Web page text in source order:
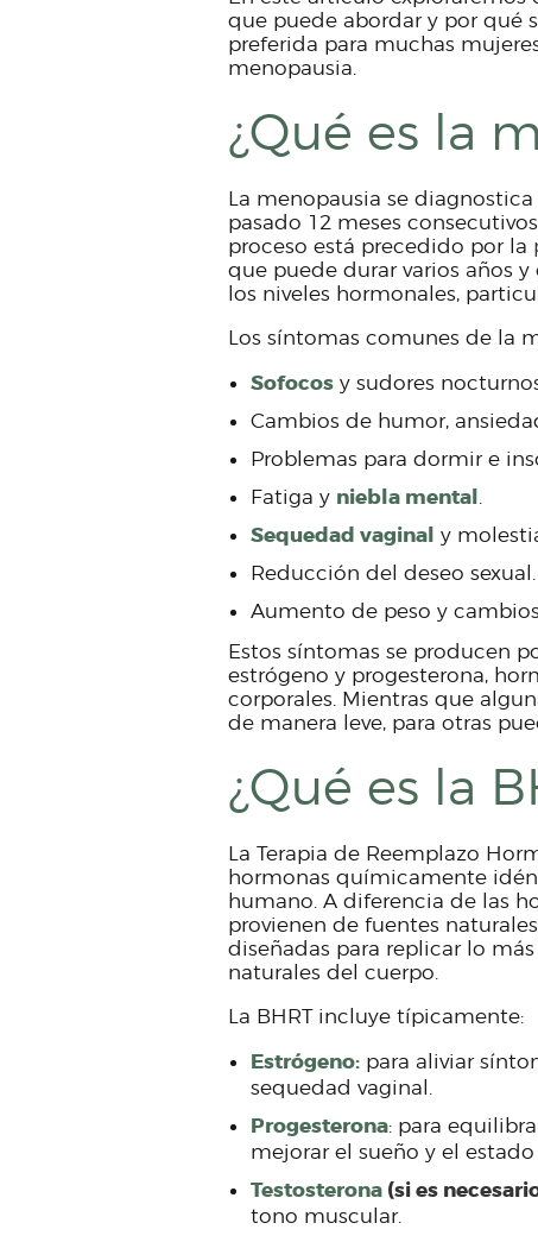
que puede abordar y por qué
preferida para muchas
menopausia.
¿Qué es la
La menopausia se
pasado 12 meses
proceso está precedido por la
que puede durar varios años
los niveles hormonales,
Los síntomas comunes de la
Sofocosy sudores
Cambios de humor,
Problemas para dormir e
Fatiga y niebla mental
Sequedad vaginal y
Reducción del deseo sexual.
Aumento de peso y
Estos síntomas se producen
estrógeno y progesterona,
corporales. Mientras que
de manera leve, para otras
¿Qué es la
La Terapia de Reemplazo
hormonas químicamente
humano. A diferencia de las
provienen de fuentes
diseñadas para replicar lo
naturales del cuerpo.
La BHRT incluye típicamente:
Estrógeno:para aliviar
sequedad vaginal.
Progesterona: para
mejorar el sueño y el
Testosterona(si es
tono muscular.